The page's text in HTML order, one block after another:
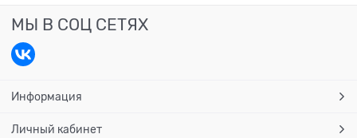
МЫ В СОЦ СЕТЯХ
Информация
Личный кабинет